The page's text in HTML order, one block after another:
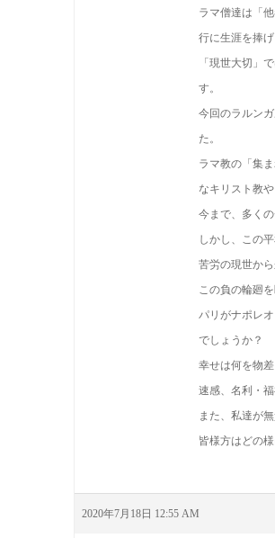
ラマ僧達は「
行に生涯を捧げ
「現世大切」
す。
今回のラルン
た。
ラマ教の「集
なキリスト教
今まで、多く
しかし、この
苦労の現世か
この負の輪廻
パリがナポレ
でしょうか？
幸せは何を物
速感、名利・
また、私達が
皆様方はどの
2020年7月18日 12:55 AM